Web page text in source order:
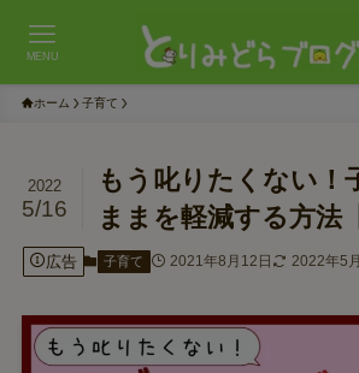
MENU
ホーム 子育て
もう叱りたくない！
ままを軽減する方法
2022
5/16
広告 子育て 2021年8月12日 2022年5